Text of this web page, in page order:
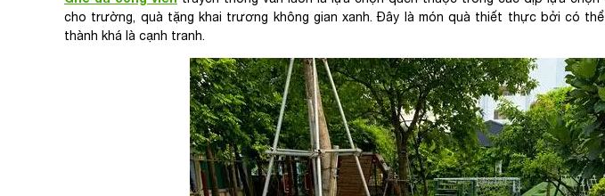
cho trường, quà tặng khai trương không gian xanh. Đây là món quà thiết thực bởi có
thành khá là cạnh tranh.